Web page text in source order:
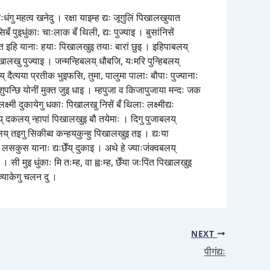
महत्व खनेदु । रक्षा याइम्ह द्यः जूगुलिं पिखालखुयात
पुइधुंकाः चाःलाक बँ थिली, द्यः पुज्याइ । बुसांनिसें
यानाः हयाः पिखालखुइ तयाः बारां छुइ । इहिपाबलय्‌
पुज्याइ । जन्मन्हिबलय्‌ धौबजि, यःमरि पुन्हिबलय्‌
प्रतीक भुइफसि, तुमा, पालुमा पालाः बौपाः पुज्यानाः
योनीं मुक्त जुइ धाइ । म्हपुजा व किजापुजाया मन्दः जक
दुकायेगु धकाः पिखालखु निसें बँ थिलाः लक्ष्मीद्यः
न्हापां पिखालखुइ बौ तयेमाः । दिगु पुजाबलय्‌
सिकीब्व कन्हय्‌कुन्हु पिखालखुइ तइ । द्यःया
लसकुस यानाः द्यःछेँय्‌ दुकाइ । अथे हे ज्याःजंक्वबलय्‌
मुइ धुंकाः मि तःम्ह, वा ह्वःम्ह, छेँया जःपिंत पिखालखुइ
चलन दु ।
NEXT
पीगंद्यः